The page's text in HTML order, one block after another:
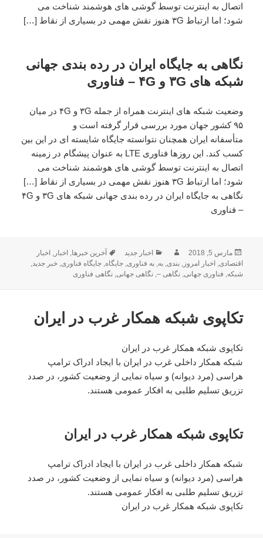
اتصال به اینترنت توسط گوشی های هوشمند شناخت می
شود؛ اما ارتباط ۳G هنوز نقش مهمی در بسیاری از نقاط […]
نگاهی به جایگاه ایران در رده بندی جهانی
شبکه های ۳G و ۴G – فناوری
وضعیت شبکه های اینترنت همراه از جمله ۳G و ۴G در میان
۹۵ کشور جهان مورد بررسی قرار گرفته است و
متأسفانه ایران همچنان نتوانسته جایگاه شایسته ای در این بین
کسب کند. این روزها فناوری LTE به عنوان پیشگام در زمینه
اتصال به اینترنت توسط گوشی های هوشمند شناخت می
شود؛ اما ارتباط ۳G هنوز نقش مهمی در بسیاری از نقاط […]
نگاهی به جایگاه ایران در رده بندی جهانی شبکه های ۳G و ۴G
– فناوری
ارسال
شده
در
مارس 5, 2018 نویسندهدسته‌ها
اخبار جدید برچسب‌ها
آخرین خبرها ,اخبار ,اخبار
اقتصادی ,اخبار امروز ,بندی ,به ,به فناوری ,جایگاه ,جایگاه فناوری ,خبر جدید
شبکه فناوری جهانی ,نگاهی – ,نگاهی جهانی ,نگاهی فناوری
تکاپوی شبکه همکار غرب در ایران
تکاپوی شبکه همکار غرب در ایران
شبکه همکار داخلی غرب در ایران با ایجاد ادراک ترامپ
هراسی (مرد دیوانه) و سیاه نمایی از وضعیت کشور، در صدد
تزریق تسلیم طلبی به افکار عمومی هستند.
تکاپوی شبکه همکار غرب در ایران
شبکه همکار داخلی غرب در ایران با ایجاد ادراک ترامپ
هراسی (مرد دیوانه) و سیاه نمایی از وضعیت کشور، در صدد
تزریق تسلیم طلبی به افکار عمومی هستند.
تکاپوی شبکه همکار غرب در ایران